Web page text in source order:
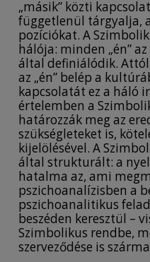
„másik” közti
függetlenül tárgyalja,
pozíciókat. A
hálója: minden „én”
által definiálódik.
az „én” belép a
kapcsolatát ez a háló
értelemben a
határozzák meg az
szükségleteket is,
kijelölésével. A
által strukturált: a
hatalma az, ami
pszichoanalízisben a
pszichoanalitikus
beszéden keresztül –
Szimbolikus rendbe,
szerveződése is